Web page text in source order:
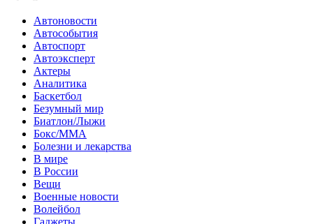
Автоновости
Автособытия
Автоспорт
Автоэксперт
Актеры
Аналитика
Баскетбол
Безумный мир
Биатлон/Лыжи
Бокс/MMA
Болезни и лекарства
В мире
В России
Вещи
Военные новости
Волейбол
Гаджеты